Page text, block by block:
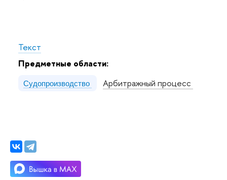
Текст
Предметные области:
Судопроизводство Арбитражный процесс